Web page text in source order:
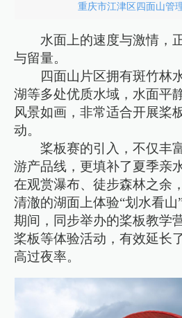
重庆市江津区四面山管
水面上的速度与激情，
与留量。
四面山片区拥有斑竹林
湖等多处优质水域，水面平
风景如画，非常适合开展桨
动。
桨板赛的引入，不仅丰
游产品线，更填补了夏季亲
在观赏瀑布、徒步森林之余
清澈的湖面上体验“划水看
期间，同步举办的桨板教学
桨板等体验活动，有效延长
高过夜率。